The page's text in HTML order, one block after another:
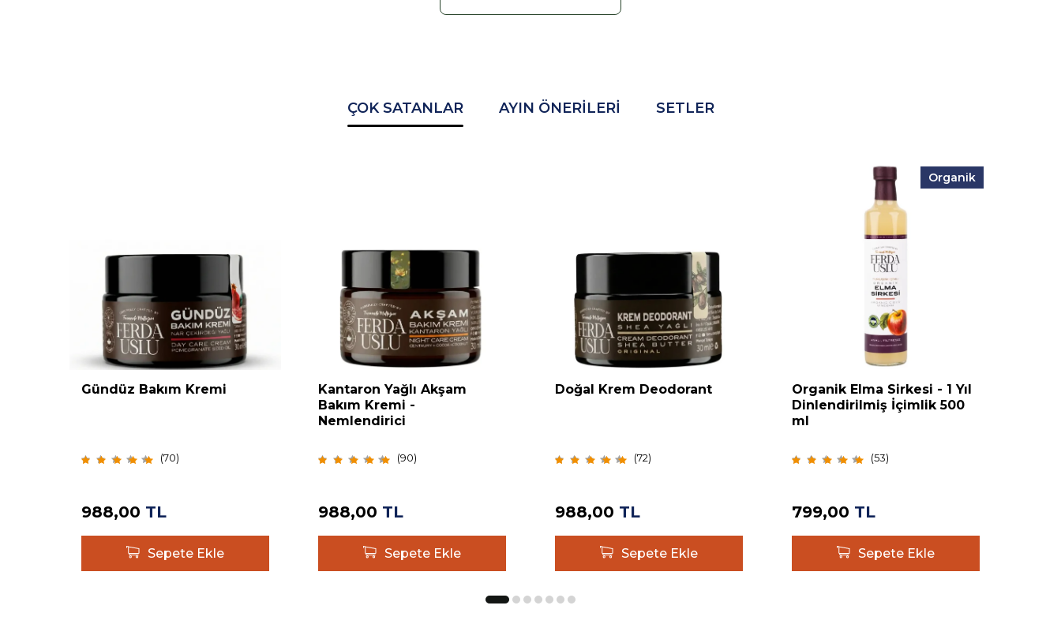
ÇOK SATANLAR AYIN ÖNERILERI SETLER
Gündüz Bakım Kremi
988,00 TL
Sepete Ekle
(70)
Kantaron Yağlı Akşam
Bakım Kremi -
Nemlendirici
988,00 TL
Sepete Ekle
(90)
Doğal Krem Deodorant
988,00 TL
Sepete Ekle
(72)
Organik
Organik Elma Sirkesi - 1 Yıl
Dinlendirilmiş İçimlik 500
ml
799,00 TL
Sepete Ekle
(53)